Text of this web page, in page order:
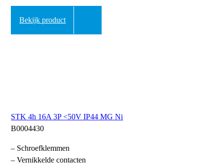
Bekijk product
STK 4h 16A 3P <50V IP44 MG Ni
B0004430
– Schroefklemmen
– Vernikkelde contacten